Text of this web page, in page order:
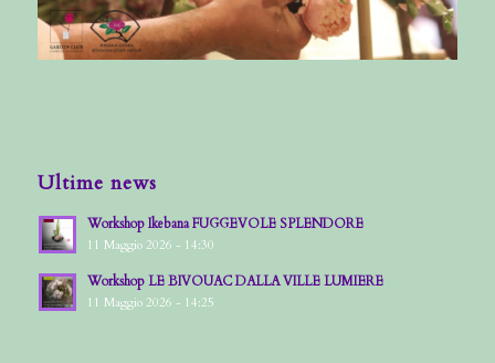
Ultime news
Workshop Ikebana FUGGEVOLE SPLENDORE
11 Maggio 2026 - 14:30
Workshop LE BIVOUAC DALLA VILLE LUMIERE
11 Maggio 2026 - 14:25